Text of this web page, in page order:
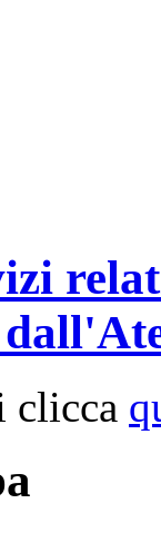
clicca